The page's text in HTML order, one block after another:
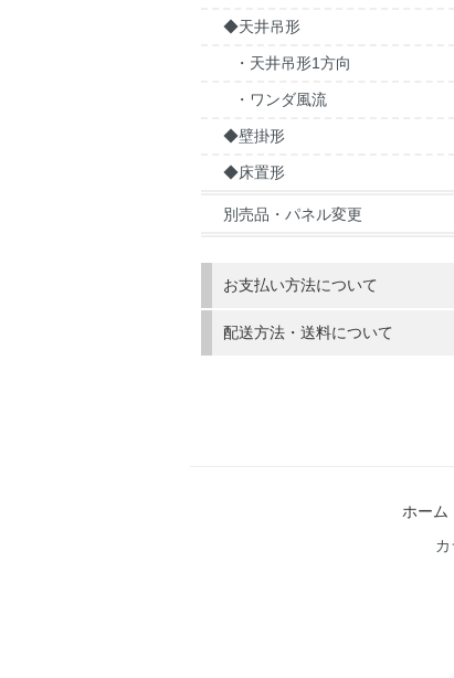
◆天井吊形
・天井吊形1方向
・ワンダ風流
◆壁掛形
◆床置形
別売品・パネル変更
お支払い方法について
配送方法・送料について
ホーム